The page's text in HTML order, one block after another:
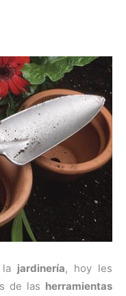
jardinería, hoy les
de las herramientas